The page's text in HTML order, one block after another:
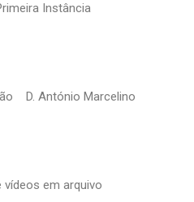
Instância
D. António Marcelino
em arquivo